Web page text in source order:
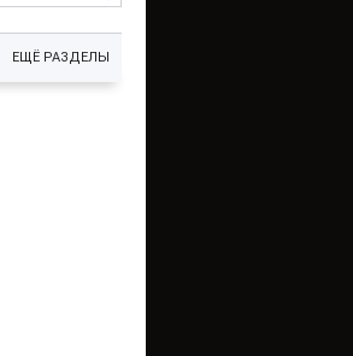
ЕЩЁ РАЗДЕЛЫ